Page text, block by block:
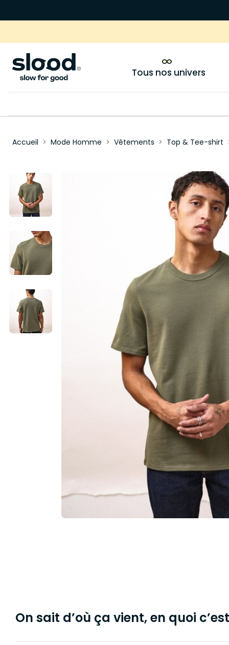
Tous nos univers
Accueil Mode Homme Vêtements Top & Tee-shirt
On sait d’où ça vient, en quoi